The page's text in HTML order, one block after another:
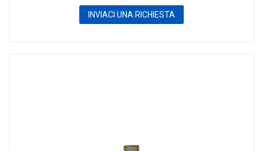
INVIACI UNA RICHIESTA